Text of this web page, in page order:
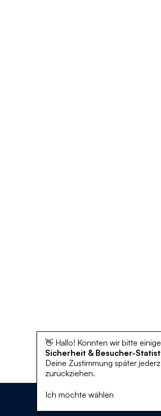
👋 Hallo! Könnten wir bitte
Sicherheit & Besucher-
Deine Zustimmung später
zurückziehen.
Ich möchte wählen